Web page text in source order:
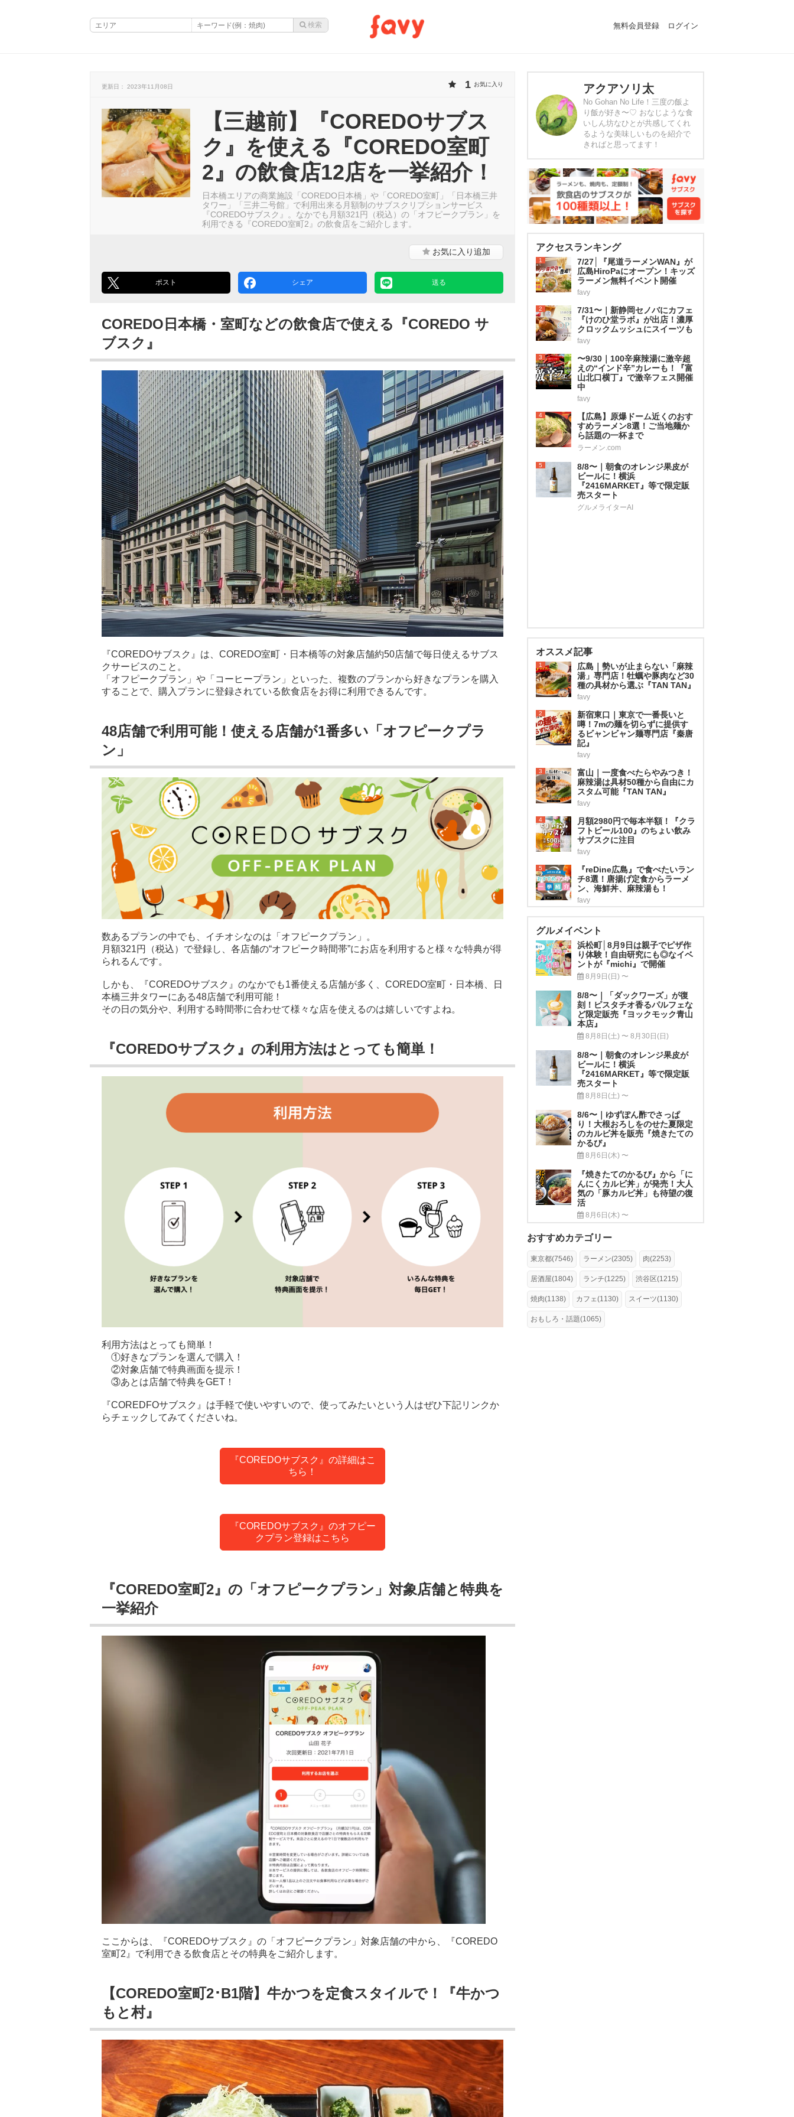
無料会員登録 ログイン
更新日： 2023年11月08日 1 お気に入り
【三越前】『COREDOサブス
ク』を使える『COREDO室町
2』の飲食店12店を一挙紹介！
日本橋エリアの商業施設「COREDO日本橋」や「COREDO室町」「日本橋三井
タワー」「三井二号館」で利用出来る月額制のサブスクリプションサービス
『COREDOサブスク』。なかでも月額321円（税込）の「オフピークプラン」を
利用できる『COREDO室町2』の飲食店をご紹介します。
お気に入り追加
ポスト シェア 送る
COREDO日本橋・室町などの飲食店で使える『COREDO サ
ブスク』
『COREDOサブスク』は、COREDO室町・日本橋等の対象店舗約50店舗で毎日使えるサブス
クサービスのこと。
「オフピークプラン」や「コーヒープラン」といった、複数のプランから好きなプランを購入
することで、購入プランに登録されている飲食店をお得に利用できるんです。
48店舗で利用可能！使える店舗が1番多い「オフピークプラ
ン」
数あるプランの中でも、イチオシなのは「オフピークプラン」。
月額321円（税込）で登録し、各店舗の“オフピーク時間帯”にお店を利用すると様々な特典が得
られるんです。
しかも、『COREDOサブスク』のなかでも1番使える店舗が多く、COREDO室町・日本橋、日
本橋三井タワーにある48店舗で利用可能！
その日の気分や、利用する時間帯に合わせて様々な店を使えるのは嬉しいですよね。
『COREDOサブスク』の利用方法はとっても簡単！
利用方法はとっても簡単！
①好きなプランを選んで購入！
②対象店舗で特典画面を提示！
③あとは店舗で特典をGET！
『COREDFOサブスク』は手軽で使いやすいので、使ってみたいという人はぜひ下記リンクか
らチェックしてみてくださいね。
『COREDOサブスク』の詳細はこ
ちら！
『COREDOサブスク』のオフピー
クプラン登録はこちら
『COREDO室町2』の「オフピークプラン」対象店舗と特典を
一挙紹介
ここからは、『COREDOサブスク』の「オフピークプラン」対象店舗の中から、『COREDO
室町2』で利用できる飲食店とその特典をご紹介します。
【COREDO室町2･B1階】牛かつを定食スタイルで！『牛かつ
もと村』
アクアソリ太
No Gohan No Life！三度の飯よ
り飯が好き〜♡ おなじような食
いしん坊なひとが共感してくれ
るような美味しいものを紹介で
きればと思ってます！
アクセスランキング
1
7/27│『尾道ラーメンWAN』が
広島HiroPaにオープン！キッズ
ラーメン無料イベント開催
favy
2
7/31〜｜新静岡セノバにカフェ
『けのひ堂ラボ』が出店！濃厚
クロックムッシュにスイーツも
favy
3
〜9/30｜100辛麻辣湯に激辛超
えの“インド辛”カレーも！『富
山北口横丁』で激辛フェス開催
中
favy
4
【広島】原爆ドーム近くのおす
すめラーメン8選！ご当地麺か
ら話題の一杯まで
ラーメン.com
5
8/8〜｜朝食のオレンジ果皮が
ビールに！横浜
『2416MARKET』等で限定販
売スタート
グルメライターAI
オススメ記事
1
広島｜勢いが止まらない「麻辣
湯」専門店！牡蠣や豚肉など30
種の具材から選ぶ『TAN TAN』
favy
2
新宿東口｜東京で一番長いと
噂！7mの麺を切らずに提供す
るビャンビャン麺専門店『秦唐
記』
favy
3
富山｜一度食べたらやみつき！
麻辣湯は具材50種から自由にカ
スタム可能『TAN TAN』
favy
4
月額2980円で毎本半額！『クラ
フトビール100』のちょい飲み
サブスクに注目
favy
5
『reDine広島』で食べたいラン
チ8選！唐揚げ定食からラーメ
ン、海鮮丼、麻辣湯も！
favy
グルメイベント
浜松町│8月9日は親子でピザ作
り体験！自由研究にも◎なイベ
ントが『michi』で開催
8月9日(日) 〜
8/8〜｜「ダックワーズ」が復
刻！ピスタチオ香るパルフェな
ど限定販売『ヨックモック青山
本店』
8月8日(土) 〜 8月30日(日)
8/8〜｜朝食のオレンジ果皮が
ビールに！横浜
『2416MARKET』等で限定販
売スタート
8月8日(土) 〜
8/6〜｜ゆずぽん酢でさっぱ
り！大根おろしをのせた夏限定
のカルビ丼を販売『焼きたての
かるび』
8月6日(木) 〜
『焼きたてのかるび』から「に
んにくカルビ丼」が発売！大人
気の「豚カルビ丼」も待望の復
活
8月6日(木) 〜
おすすめカテゴリー
東京都(7546) ラーメン(2305) 肉(2253)
居酒屋(1804) ランチ(1225) 渋谷区(1215)
焼肉(1138) カフェ(1130) スイーツ(1130)
おもしろ・話題(1065)